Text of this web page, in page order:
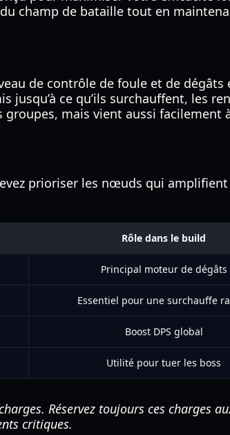
champ de bataille tout en
de contrôle de foule et de dégâts
jusqu’à ce qu’ils surchauffent, les
mais vient aussi facilement
prioriser les nœuds qui
Rôle dans le build
Principal moteur de dégâts
Essentiel pour une surchauffe
Boost DPS global
Utilité pour tuer les boss
Réservez toujours ces charges
critiques.